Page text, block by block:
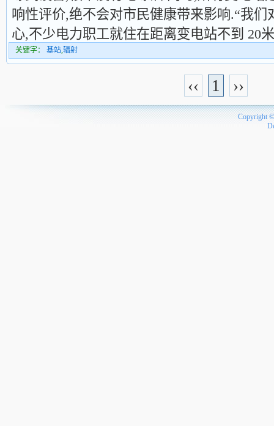
响性评价,绝不会对市民健康带来影响.“我
心,不少电力职工就住在距离变电站不到 20
关键字： 基站,辐射
‹‹ 1 ››
Copyright